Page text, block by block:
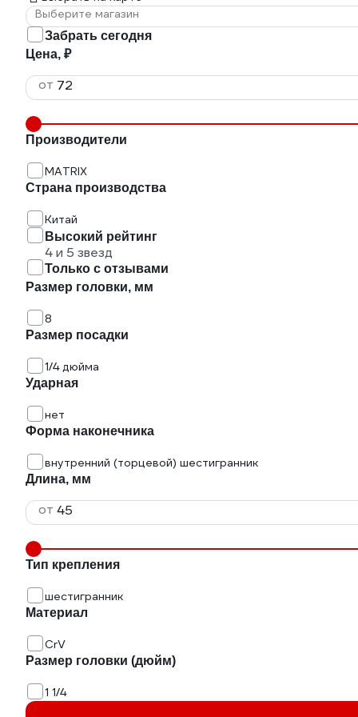
Выберите магазин
Забрать сегодня
Цена, ₽
от
Производители
MATRIX
Страна производства
Китай
Высокий рейтинг
4 и 5 звезд
Только с отзывами
Размер головки, мм
8
Размер посадки
1/4 дюйма
Ударная
нет
Форма наконечника
внутренний (торцевой) шестигранник
Длина, мм
от
Тип крепления
шестигранник
Материал
CrV
Размер головки (дюйм)
1 1/4